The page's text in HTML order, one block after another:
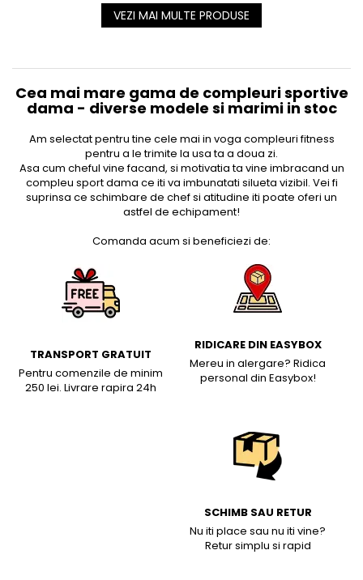
VEZI MAI MULTE PRODUSE
Cea mai mare gama de compleuri sportive
dama - diverse modele si marimi in stoc
Am selectat pentru tine cele mai in voga compleuri fitness
pentru a le trimite la usa ta a doua zi.
Asa cum cheful vine facand, si motivatia ta vine imbracand un
compleu sport dama ce iti va imbunatati silueta vizibil. Vei fi
suprinsa ce schimbare de chef si atitudine iti poate oferi un
astfel de echipament!
Comanda acum si beneficiezi de:
TRANSPORT GRATUIT
Pentru comenzile de minim
250 lei. Livrare rapira 24h
RIDICARE DIN EASYBOX
Mereu in alergare? Ridica
personal din Easybox!
SCHIMB SAU RETUR
Nu iti place sau nu iti vine?
Retur simplu si rapid